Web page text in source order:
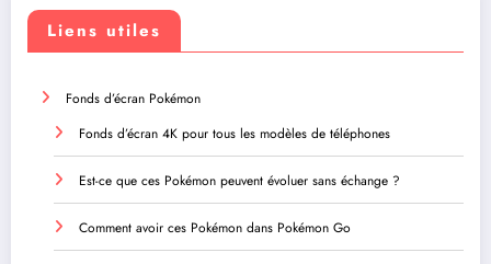
Liens utiles
Fonds d’écran Pokémon
Fonds d’écran 4K pour tous les modèles de téléphones
Est-ce que ces Pokémon peuvent évoluer sans échange ?
Comment avoir ces Pokémon dans Pokémon Go